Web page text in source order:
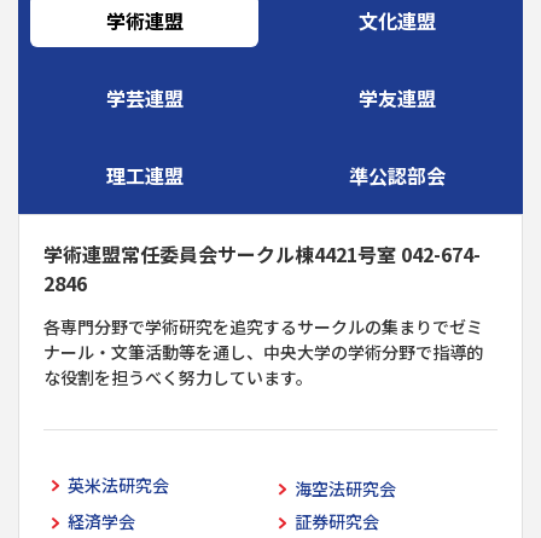
学術連盟 文化連盟
学芸連盟 学友連盟
理工連盟 準公認部会
学術連盟常任委員会サークル棟4421号室 042-674-
2846
各専門分野で学術研究を追究するサークルの集まりでゼミ
ナール・文筆活動等を通し、中央大学の学術分野で指導的
な役割を担うべく努力しています。
英米法研究会
海空法研究会
経済学会
証券研究会